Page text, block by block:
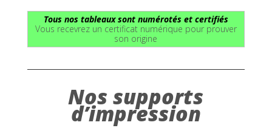
Tous nos tableaux sont numérotés et certifiés
Vous recevrez un certificat numérique pour prouver
son origine
Nos supports
d’impression